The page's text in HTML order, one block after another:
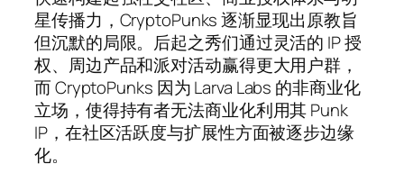
星传播力，CryptoPunks 逐渐显现出原教旨
但沉默的局限。后起之秀们通过灵活的 IP 授
权、周边产品和派对活动赢得更大用户群，
而 CryptoPunks 因为 Larva Labs 的非商业化
立场，使得持有者无法商业化利用其 Punk
IP，在社区活跃度与扩展性方面被逐步边缘
化。